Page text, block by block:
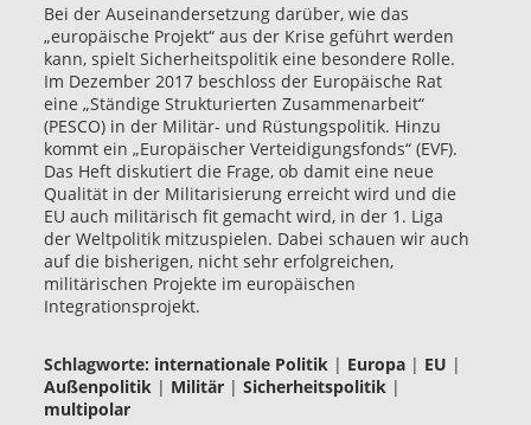
Bei der Auseinandersetzung darüber, wie das
„europäische Projekt“ aus der Krise geführt werden
kann, spielt Sicherheitspolitik eine besondere Rolle.
Im Dezember 2017 beschloss der Europäische Rat
eine „Ständige Strukturierten Zusammenarbeit“
(PESCO) in der Militär- und Rüstungspolitik. Hinzu
kommt ein „Europäischer Verteidigungsfonds“ (EVF).
Das Heft diskutiert die Frage, ob damit eine neue
Qualität in der Militarisierung erreicht wird und die
EU auch militärisch fit gemacht wird, in der 1. Liga
der Weltpolitik mitzuspielen. Dabei schauen wir auch
auf die bisherigen, nicht sehr erfolgreichen,
militärischen Projekte im europäischen
Integrationsprojekt.
Schlagworte: internationale Politik | Europa | EU |
Außenpolitik | Militär | Sicherheitspolitik |
multipolar